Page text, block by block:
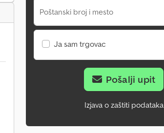
Poštanski broj i mesto
Ja sam trgovac
Pošalji upit
Izjava o zaštiti podataka